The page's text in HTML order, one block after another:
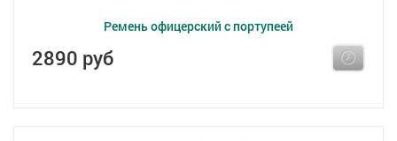
Ремень офицерский с портупеей
2890 руб